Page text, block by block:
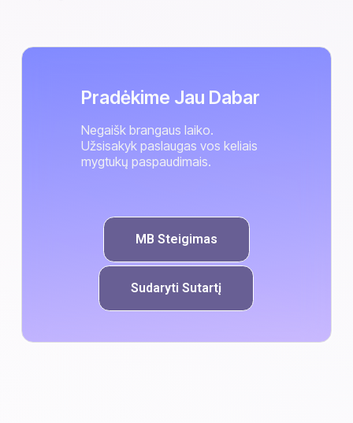
MB Steigimas
Sudaryti Sutartį
Pradėkime Jau Dabar
Negaišk brangaus laiko.
Užsisakyk paslaugas vos keliais
mygtukų paspaudimais.